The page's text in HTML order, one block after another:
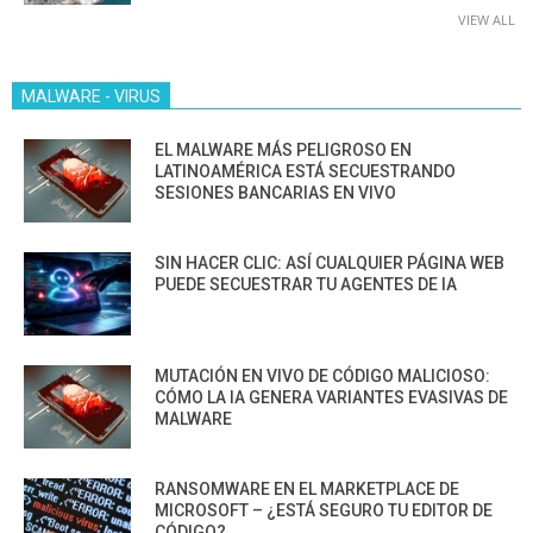
VIEW ALL
MALWARE - VIRUS
EL MALWARE MÁS PELIGROSO EN
LATINOAMÉRICA ESTÁ SECUESTRANDO
SESIONES BANCARIAS EN VIVO
SIN HACER CLIC: ASÍ CUALQUIER PÁGINA WEB
PUEDE SECUESTRAR TU AGENTES DE IA
MUTACIÓN EN VIVO DE CÓDIGO MALICIOSO:
CÓMO LA IA GENERA VARIANTES EVASIVAS DE
MALWARE
RANSOMWARE EN EL MARKETPLACE DE
MICROSOFT – ¿ESTÁ SEGURO TU EDITOR DE